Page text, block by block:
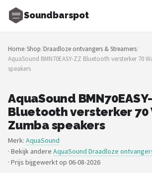
Soundbarspot
Zoeken
NAVIGATIE
Shop
Merken
Blog
Muziekstijlen
Sonos
Home/Shop/Draadloze ontvangers & Streamers/
AquaSound BMN70EASY-ZZ Bluetooth versterker 70
speakers
AquaSound
Bluetooth versterker
Zumba speakers
Merk: AquaSound
· Bekijk andere AquaSound Draadloze
· Prijs bijgewerkt op 06-08-2026